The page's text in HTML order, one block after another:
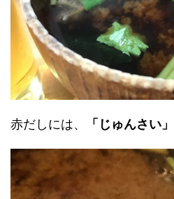
赤だしには、 「じゅんさい」